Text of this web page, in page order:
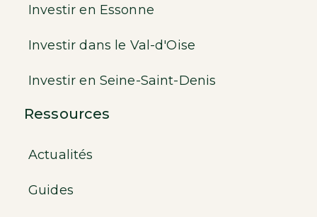
Investir en Essonne
Investir dans le Val-d'Oise
Investir en Seine-Saint-Denis
Ressources
Actualités
Guides